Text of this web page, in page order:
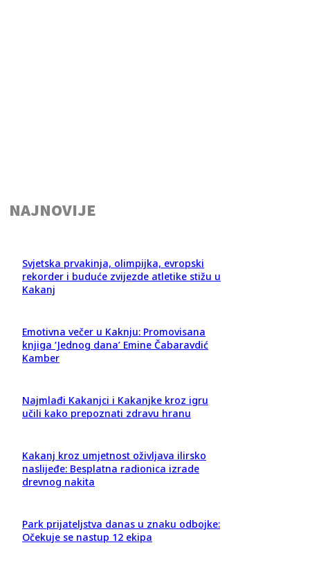
NAJNOVIJE
Svjetska prvakinja, olimpijka, evropski
rekorder i buduće zvijezde atletike stižu u
Kakanj
Emotivna večer u Kaknju: Promovisana
knjiga ‘Jednog dana’ Emine Čabaravdić
Kamber
Najmlađi Kakanjci i Kakanjke kroz igru
učili kako prepoznati zdravu hranu
Kakanj kroz umjetnost oživljava ilirsko
naslijeđe: Besplatna radionica izrade
drevnog nakita
Park prijateljstva danas u znaku odbojke:
Očekuje se nastup 12 ekipa